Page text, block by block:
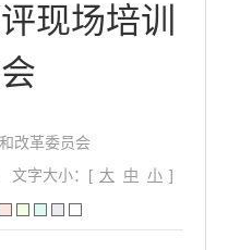
现场培训
改革委员会
文字大小：[ 大 中 小 ]